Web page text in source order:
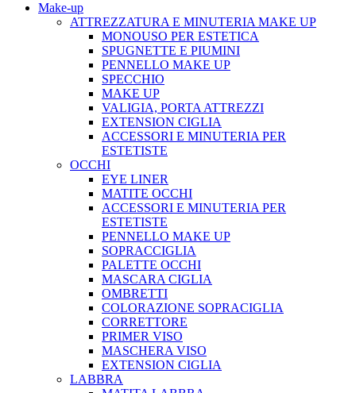
Make-up
ATTREZZATURA E MINUTERIA MAKE UP
MONOUSO PER ESTETICA
SPUGNETTE E PIUMINI
PENNELLO MAKE UP
SPECCHIO
MAKE UP
VALIGIA, PORTA ATTREZZI
EXTENSION CIGLIA
ACCESSORI E MINUTERIA PER
ESTETISTE
OCCHI
EYE LINER
MATITE OCCHI
ACCESSORI E MINUTERIA PER
ESTETISTE
PENNELLO MAKE UP
SOPRACCIGLIA
PALETTE OCCHI
MASCARA CIGLIA
OMBRETTI
COLORAZIONE SOPRACIGLIA
CORRETTORE
PRIMER VISO
MASCHERA VISO
EXTENSION CIGLIA
LABBRA